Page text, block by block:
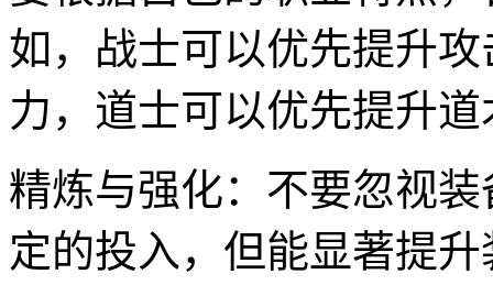
如，战士可以优先提升
力，道士可以优先提升道
精炼与强化：不要忽视
定的投入，但能显著提